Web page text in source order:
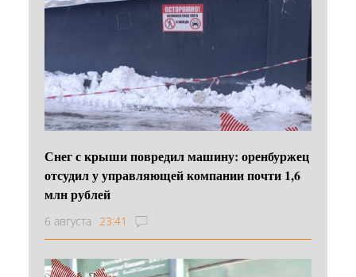
Снег с крыши повредил машину: оренбуржец
отсудил у управляющей компании почти 1,6
млн рублей
6 августа 23:41